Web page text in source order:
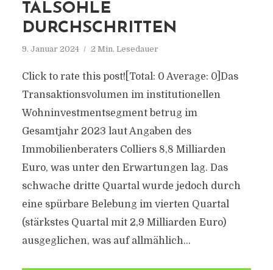
TALSOHLE
DURCHSCHRITTEN
9. Januar 2024 2 Min. Lesedauer
Click to rate this post![Total: 0 Average: 0]Das
Transaktionsvolumen im institutionellen
Wohninvestmentsegment betrug im
Gesamtjahr 2023 laut Angaben des
Immobilienberaters Colliers 8,8 Milliarden
Euro, was unter den Erwartungen lag. Das
schwache dritte Quartal wurde jedoch durch
eine spürbare Belebung im vierten Quartal
(stärkstes Quartal mit 2,9 Milliarden Euro)
ausgeglichen, was auf allmählich...